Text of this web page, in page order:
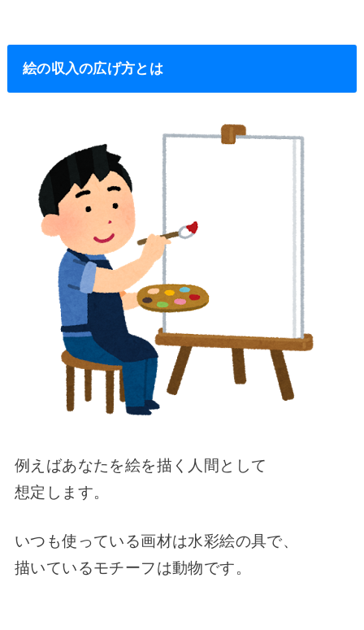
絵の収入の広げ方とは
例えばあなたを絵を描く人間として
想定します。
いつも使っている画材は水彩絵の具で、
描いているモチーフは動物です。